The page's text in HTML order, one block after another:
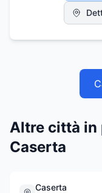
tipologie
mobile
Altre città in
Caserta
Caserta